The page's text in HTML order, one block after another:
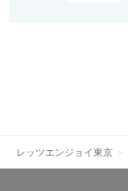
レッツエンジョイ東京